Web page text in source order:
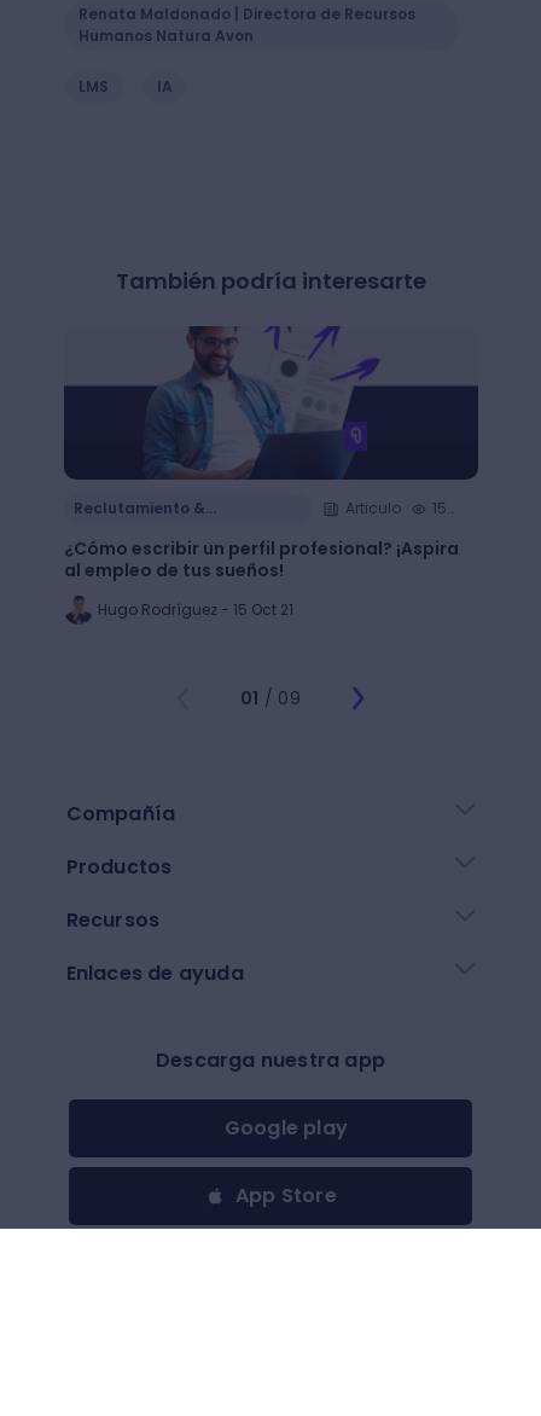
Renata Maldonado | Directora de Recursos
Humanos Natura Avon
LMS IA
También podría interesarte
Reclutamiento &
Articulo
15
¿Cómo escribir un perfil profesional? ¡Aspira
al empleo de tus sueños!
Hugo Rodríguez - 15 Oct 21
01 / 09
Compañía
Productos
Recursos
Enlaces de ayuda
Descarga nuestra app
Google play
App Store